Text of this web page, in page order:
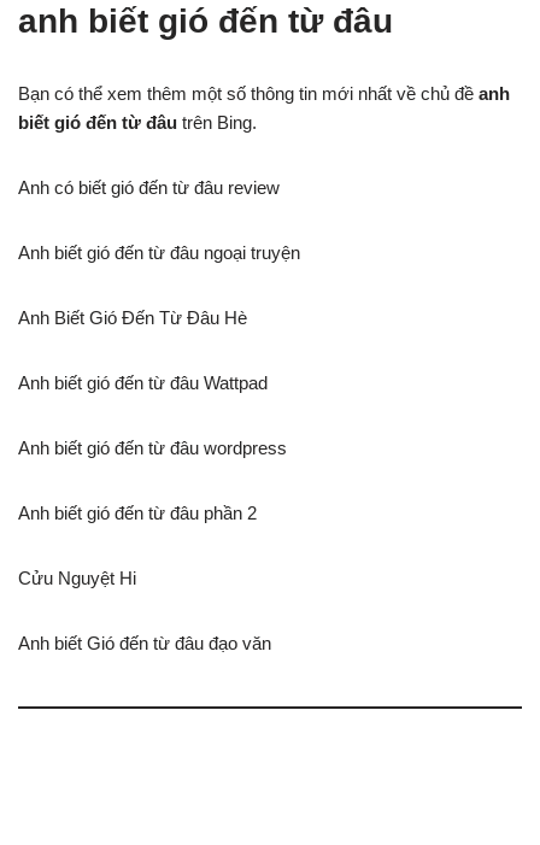
anh biết gió đến từ đâu
Bạn có thể xem thêm một số thông tin mới nhất về chủ đề anh
biết gió đến từ đâu trên Bing.
Anh có biết gió đến từ đâu review
Anh biết gió đến từ đâu ngoại truyện
Anh Biết Gió Đến Từ Đâu Hè
Anh biết gió đến từ đâu Wattpad
Anh biết gió đến từ đâu wordpress
Anh biết gió đến từ đâu phần 2
Cửu Nguyệt Hi
Anh biết Gió đến từ đâu đạo văn